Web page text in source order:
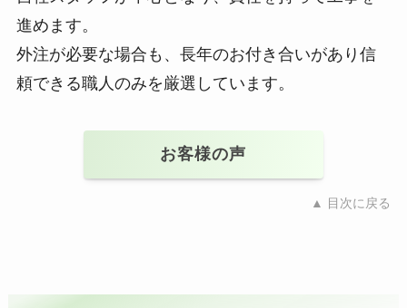
進めます。
外注が必要な場合も、長年のお付き合いがあり信
頼できる職人のみを厳選しています。
お客様の声
▲ 目次に戻る